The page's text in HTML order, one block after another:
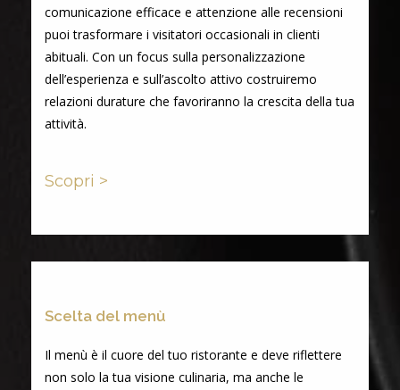
comunicazione efficace e attenzione alle recensioni
puoi trasformare i visitatori occasionali in clienti
abituali. Con un focus sulla personalizzazione
dell’esperienza e sull’ascolto attivo costruiremo
relazioni durature che favoriranno la crescita della tua
attività.
Scopri >
Scelta del menù
Il menù è il cuore del tuo ristorante e deve riflettere
non solo la tua visione culinaria, ma anche le